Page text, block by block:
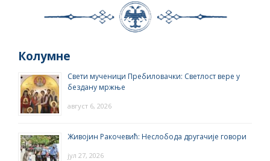
Колумне
Свети мученици Пребиловачки: Светлост вере у
бездану мржње
август 6, 2026
Живојин Ракочевић: Неслобода другачије говори
јул 27, 2026